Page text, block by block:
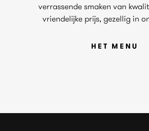
verrassende smaken van
vriendelijke prijs, gezellig in
HET MENU